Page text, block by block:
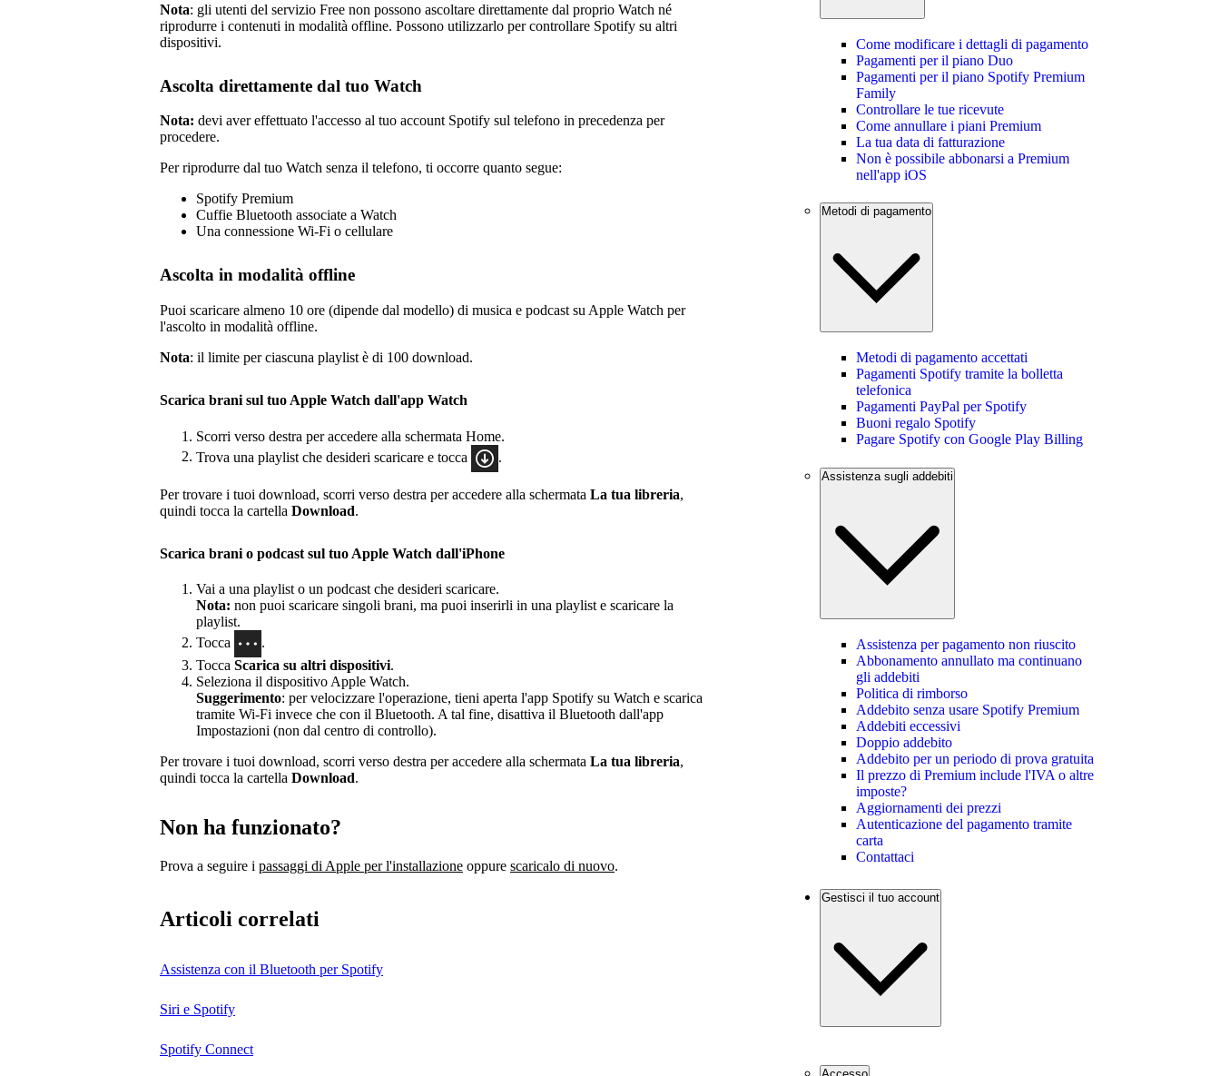
Nota: gli utenti del servizio Free non possono ascoltare direttamente dal proprio Watch né
riprodurre i contenuti in modalità offline. Possono utilizzarlo per controllare Spotify su altri
dispositivi.
Ascolta direttamente dal tuo Watch
Nota: devi aver effettuato l'accesso al tuo account Spotify sul telefono in precedenza per
procedere.
Per riprodurre dal tuo Watch senza il telefono, ti occorre quanto segue:
Spotify Premium
Cuffie Bluetooth associate a Watch
Una connessione Wi-Fi o cellulare
Ascolta in modalità offline
Puoi scaricare almeno 10 ore (dipende dal modello) di musica e podcast su Apple Watch per
l'ascolto in modalità offline.
Nota: il limite per ciascuna playlist è di 100 download.
Scarica brani sul tuo Apple Watch dall'app Watch
Scorri verso destra per accedere alla schermata Home.
Trova una playlist che desideri scaricare e tocca
Per trovare i tuoi download, scorri verso destra per accedere alla schermata La tua libreria,
quindi tocca la cartella Download.
Scarica brani o podcast sul tuo Apple Watch dall'iPhone
Vai a una playlist o un podcast che desideri scaricare.
Nota: non puoi scaricare singoli brani, ma puoi inserirli in una playlist e scaricare la
playlist.
Tocca
.
Tocca Scarica su altri dispositivi.
Seleziona il dispositivo Apple Watch.
Suggerimento: per velocizzare l'operazione, tieni aperta l'app Spotify su Watch e scarica
tramite Wi-Fi invece che con il Bluetooth. A tal fine, disattiva il Bluetooth dall'app
Impostazioni (non dal centro di controllo).
Per trovare i tuoi download, scorri verso destra per accedere alla schermata La tua libreria,
quindi tocca la cartella Download.
Non ha funzionato?
Prova a seguire i passaggi di Apple per l'installazione oppure scaricalo di nuovo.
Articoli correlati
Assistenza con il Bluetooth per Spotify
Siri e Spotify
Spotify Connect
Come modificare i dettagli di pagamento
Pagamenti per il piano Duo
Pagamenti per il piano Spotify Premium
Family
Controllare le tue ricevute
Come annullare i piani Premium
La tua data di fatturazione
Non è possibile abbonarsi a Premium
nell'app iOS
Metodi di pagamento
Metodi di pagamento accettati
Pagamenti Spotify tramite la bolletta
telefonica
Pagamenti PayPal per Spotify
Buoni regalo Spotify
Pagare Spotify con Google Play Billing
Assistenza sugli addebiti
Assistenza per pagamento non riuscito
Abbonamento annullato ma continuano
gli addebiti
Politica di rimborso
Addebito senza usare Spotify Premium
Addebiti eccessivi
Doppio addebito
Addebito per un periodo di prova gratuita
Il prezzo di Premium include l'IVA o altre
imposte?
Aggiornamenti dei prezzi
Autenticazione del pagamento tramite
carta
Contattaci
Gestisci il tuo account